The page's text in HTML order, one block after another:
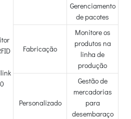
Gerenciamento
de pacotes
Fabricação
Monitore os
produtos na
linha de
produção
Personalizado
Gestão de
mercadorias
para
desembaraço